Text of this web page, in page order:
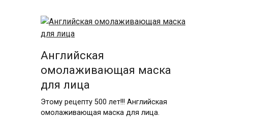
Английская
омолаживающая маска
для лица
Этому рецепту 500 лет!!! Английская
омолаживающая маска для лица.